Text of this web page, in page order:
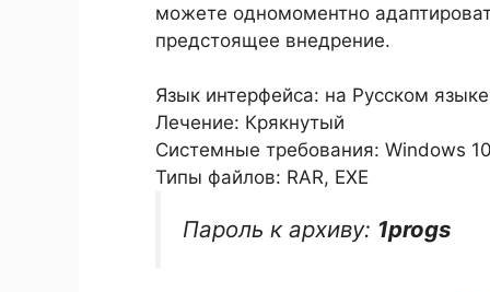
можете одномоментно
предстоящее внедрение.
Язык интерфейса: на Русском
Лечение: Крякнутый
Системные требования: Windows
Типы файлов: RAR, EXE
Пароль к архиву: 1progs